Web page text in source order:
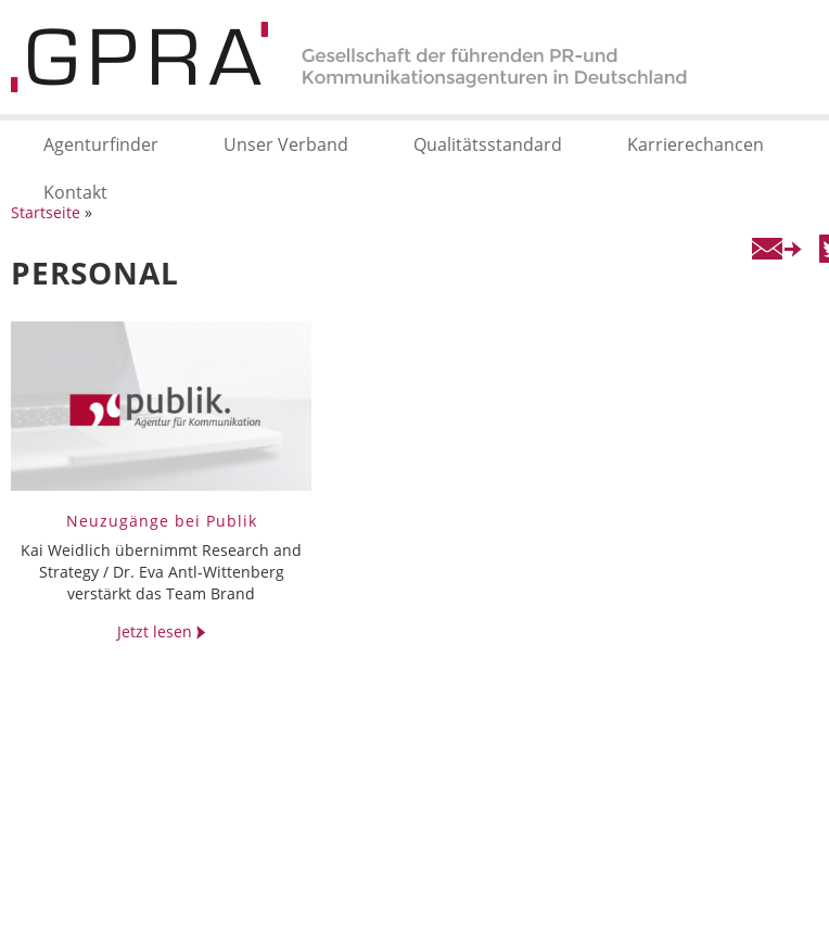
Agenturfinder Unser Verband Qualitätsstandard Karrierechancen
Kontakt
Startseite »
PERSONAL
Neuzugänge bei Publik
Kai Weidlich übernimmt Research and
Strategy / Dr. Eva Antl-Wittenberg
verstärkt das Team Brand
Jetzt lesen